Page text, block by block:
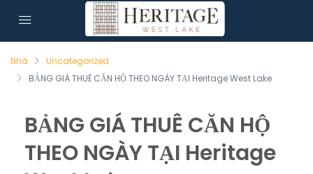
Nhà
Uncategorized
BẢNG GIÁ THUÊ CĂN HỘ THEO NGÀY TẠI Heritage West Lake
BẢNG GIÁ THUÊ CĂN HỘ
THEO NGÀY TẠI Heritage